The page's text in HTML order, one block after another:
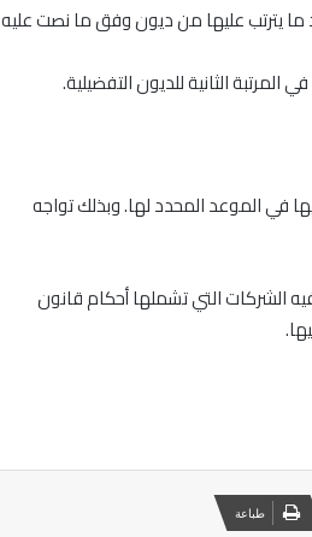
ما يترتب عليها من ديون وفق ما نصت عليه
الثانية للديون التفضيلية.
في الموعد المحدد لها. وبذلك تواجه
الشركات التي تشملها أحكام قانون
طباعة